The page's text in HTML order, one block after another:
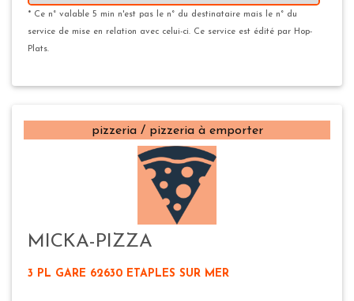
* Ce n° valable 5 min n'est pas le n° du destinataire mais le n° du
service de mise en relation avec celui-ci. Ce service est édité par Hop-
Plats.
pizzeria / pizzeria à emporter
MICKA-PIZZA
3 PL GARE 62630 ETAPLES SUR MER